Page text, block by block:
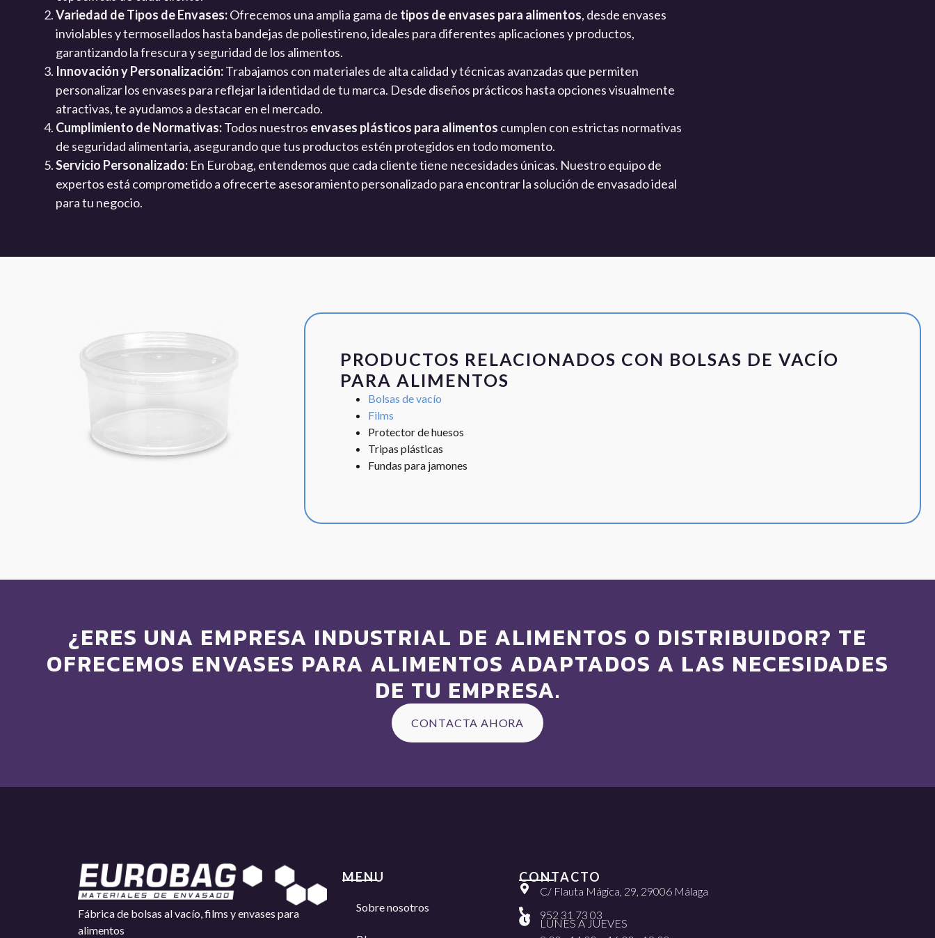
Variedad de Tipos de Envases:Ofrecemos una amplia gama de tipos de envases para alimentos, desde envases
inviolables y termosellados hasta bandejas de poliestireno, ideales para diferentes aplicaciones y productos,
garantizando la frescura y seguridad de los alimentos.
Innovación y Personalización:Trabajamos con materiales de alta calidad y técnicas avanzadas que permiten
personalizar los envases para reflejar la identidad de tu marca. Desde diseños prácticos hasta opciones visualmente
atractivas, te ayudamos a destacar en el mercado.
Cumplimiento de Normativas:Todos nuestros envases plásticos para alimentos cumplen con estrictas normativas
de seguridad alimentaria, asegurando que tus productos estén protegidos en todo momento.
Servicio Personalizado: En Eurobag, entendemos que cada cliente tiene necesidades únicas. Nuestro equipo de
expertos está comprometido a ofrecerte asesoramiento personalizado para encontrar la solución de envasado ideal
para tu negocio.
PRODUCTOS RELACIONADOS CON BOLSAS DE VACÍO
PARA ALIMENTOS
Bolsas de vacío
Films
Protector de huesos
Tripas plásticas
Fundas para jamones
¿ERES UNA EMPRESA INDUSTRIAL DE ALIMENTOS O DISTRIBUIDOR? TE
OFRECEMOS ENVASES PARA ALIMENTOS ADAPTADOS A LAS NECESIDADES
DE TU EMPRESA.
CONTACTA AHORA
Fábrica de bolsas al vacío, films y envases para
alimentos
MENU
Sobre nosotros
CONTACTO
C/ Flauta Mágica, 29, 29006 Málaga
952 31 73 03
LUNES A JUEVES